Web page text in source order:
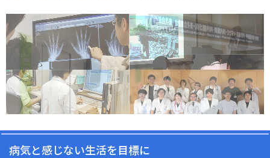
病気と感じない生活を目標に